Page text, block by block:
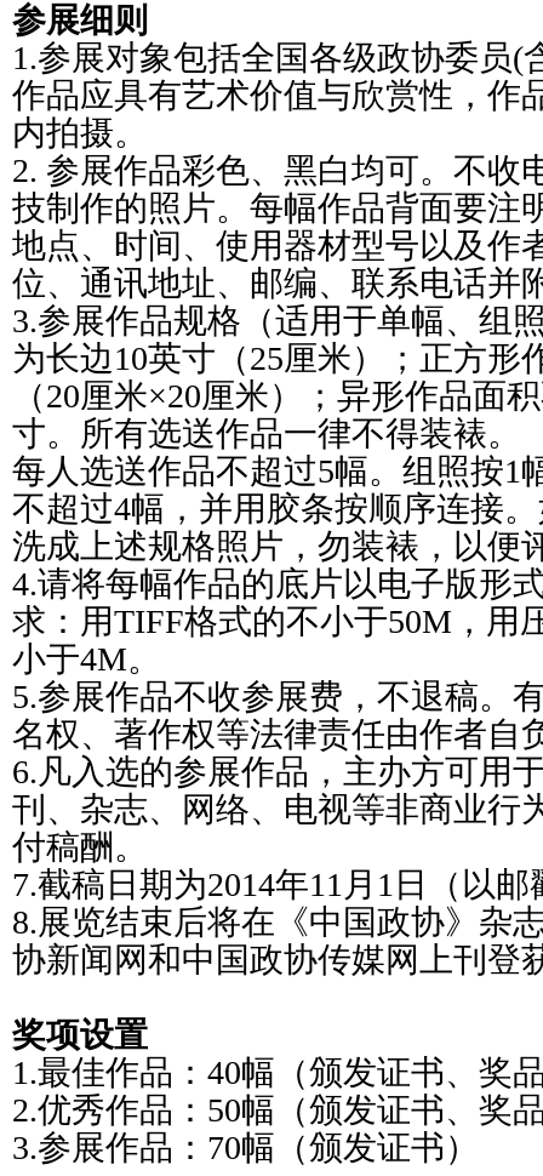
参展细则
1.参展对象包括全国各级政协委员(
作品应具有艺术价值与欣赏性，作
内拍摄。
2. 参展作品彩色、黑白均可。不收
技制作的照片。每幅作品背面要注
地点、时间、使用器材型号以及作
位、通讯地址、邮编、联系电话并
3.参展作品规格（适用于单幅、组
为长边10英寸（25厘米）；正方形
（20厘米×20厘米）；异形作品面
寸。所有选送作品一律不得装裱。
每人选送作品不超过5幅。组照按1
不超过4幅，并用胶条按顺序连接
洗成上述规格照片，勿装裱，以便
4.请将每幅作品的底片以电子版形
求：用TIFF格式的不小于50M，用
小于4M。
5.参展作品不收参展费，不退稿。
名权、著作权等法律责任由作者自
6.凡入选的参展作品，主办方可用
刊、杂志、网络、电视等非商业行
付稿酬。
7.截稿日期为2014年11月1日（以
8.展览结束后将在《中国政协》杂
协新闻网和中国政协传媒网上刊登
奖项设置
1.最佳作品：40幅（颁发证书、奖
2.优秀作品：50幅（颁发证书、奖
3.参展作品：70幅（颁发证书）